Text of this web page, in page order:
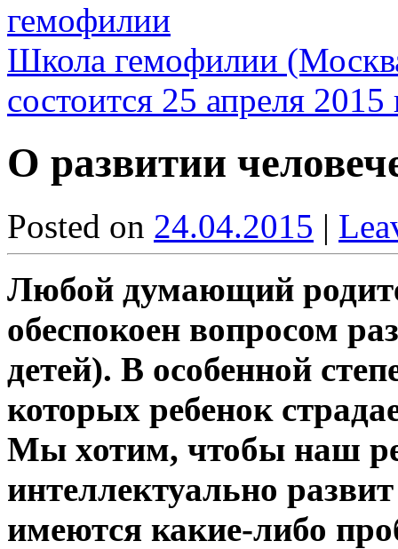
гемофилии
Школа гемофилии
состоится 25 апреля 2015
О развитии
Posted on 24.04.2015 |
Любой думающий
обеспокоен вопросом
детей). В особенной
которых ребенок
Мы хотим, чтобы наш
интеллектуально
имеются какие-либо